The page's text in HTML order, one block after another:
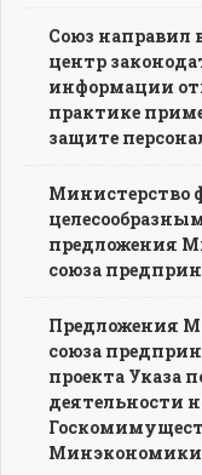
Союз
центр
информации
практике
защите
Министерство
предложения
союза
Предложения
союза
проекта Указа
деятельности